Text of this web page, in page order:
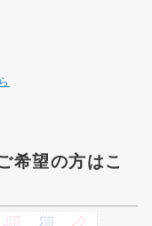
希望の方はこ